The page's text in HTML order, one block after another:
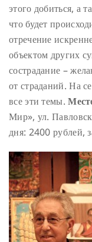
этого добиться, а
что будет
отречение
объектом других
сострадание –
от страданий. На
все эти темы.
Мир», ул.
дня: 2400 рублей,